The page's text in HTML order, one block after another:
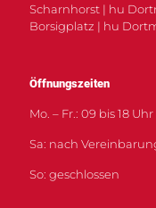
Scharnhorst | hu
Borsigplatz | hu
Öffnungszeiten
Mo. – Fr.: 09 bis 18 Uhr
Sa: nach
So: geschlossen